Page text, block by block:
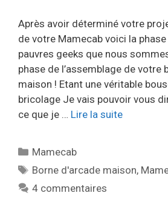
Après avoir déterminé votre
de votre Mamecab voici la
pauvres geeks que nous
phase de l’assemblage de votre
maison ! Etant une véritable
bricolage Je vais pouvoir vous
ce que je … Lire la suite
Catégories
Mamecab
Étiquettes
Borne d'arcade maison,
4 commentaires